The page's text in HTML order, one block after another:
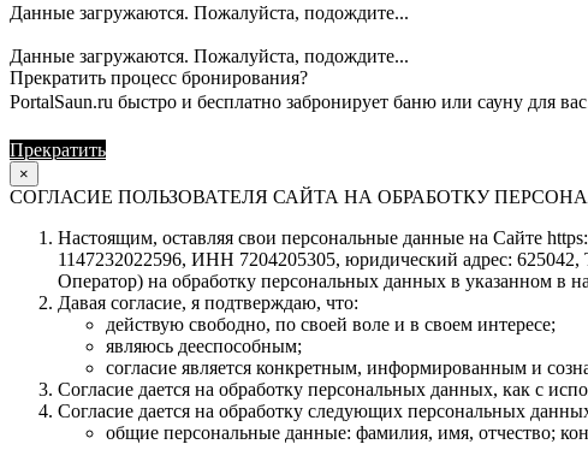
Данные загружаются. Пожалуйста, подождите...
Данные загружаются. Пожалуйста, подождите...
Прекратить процесс бронирования?
PortalSaun.ru быстро и бесплатно забронирует баню или сауну для
Прекратить
×
СОГЛАСИЕ ПОЛЬЗОВАТЕЛЯ САЙТА НА ОБРАБОТКУ
Настоящим, оставляя свои персональные данные на Сайте
1147232022596, ИНН 7204205305, юридический адрес:
Оператор) на обработку персональных данных в указанном в
Давая согласие, я подтверждаю, что:
действую свободно, по своей воле и в своем интересе;
являюсь дееспособным;
согласие является конкретным, информированным и
Согласие дается на обработку персональных данных, как с
Согласие дается на обработку следующих персональных
общие персональные данные: фамилия, имя, отчество;